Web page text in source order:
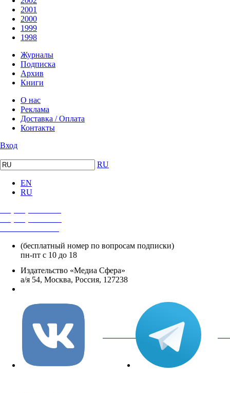
2001
2000
1999
1998
Журналы
Подписка
Архив
Книги
О нас
Реклама
Доставка / Оплата
Контакты
Вход
RU
EN
RU
(бесплатный номер по вопросам подписки)
пн-пт с 10 до 18
Издательство «Медиа Сфера»
а/я 54, Москва, Россия, 127238
вКонтакте